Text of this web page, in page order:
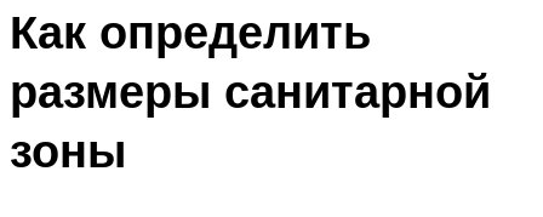
Как определить
размеры санитарной
зоны